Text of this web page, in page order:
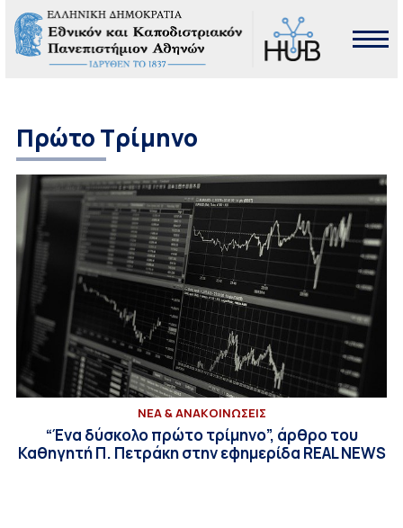
Πρώτο Τρίμηνο
ΝΕΑ & ΑΝΑΚΟΙΝΩΣΕΙΣ
“Ένα δύσκολο πρώτο τρίμηνο”, άρθρο του
Καθηγητή Π. Πετράκη στην εφημερίδα REAL NEWS